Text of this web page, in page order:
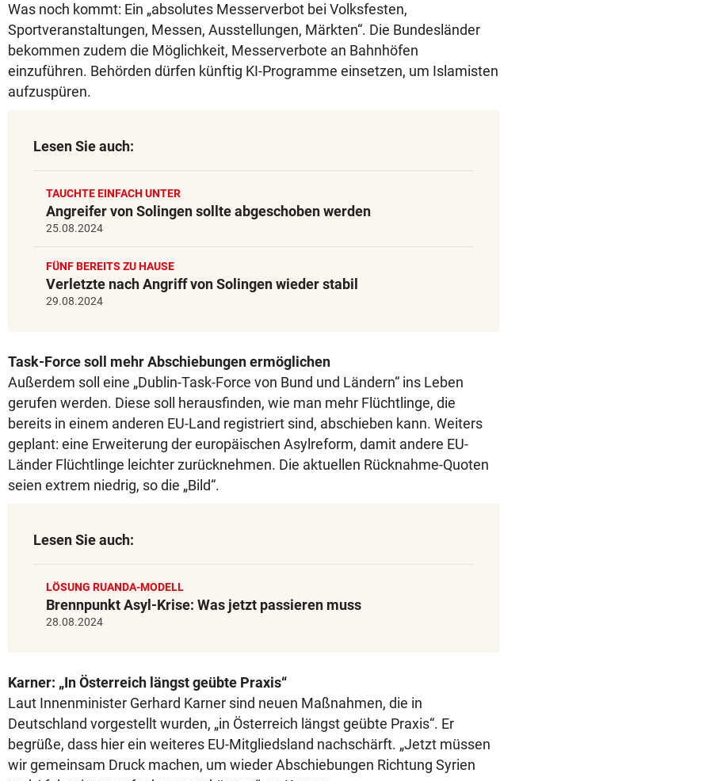
Was noch kommt: Ein „absolutes Messerverbot bei Volksfesten,
Sportveranstaltungen, Messen, Ausstellungen, Märkten“. Die Bundesländer
bekommen zudem die Möglichkeit, Messerverbote an Bahnhöfen
einzuführen. Behörden dürfen künftig KI-Programme einsetzen, um Islamisten
aufzuspüren.
Lesen Sie auch:
TAUCHTE EINFACH UNTER
Angreifer von Solingen sollte abgeschoben werden
25.08.2024
FÜNF BEREITS ZU HAUSE
Verletzte nach Angriff von Solingen wieder stabil
29.08.2024
Task-Force soll mehr Abschiebungen ermöglichen
Außerdem soll eine „Dublin-Task-Force von Bund und Ländern“ ins Leben
gerufen werden. Diese soll herausfinden, wie man mehr Flüchtlinge, die
bereits in einem anderen EU-Land registriert sind, abschieben kann. Weiters
geplant: eine Erweiterung der europäischen Asylreform, damit andere EU-
Länder Flüchtlinge leichter zurücknehmen. Die aktuellen Rücknahme-Quoten
seien extrem niedrig, so die „Bild“.
Lesen Sie auch:
LÖSUNG RUANDA-MODELL
Brennpunkt Asyl-Krise: Was jetzt passieren muss
28.08.2024
Karner: „In Österreich längst geübte Praxis“
Laut Innenminister Gerhard Karner sind neuen Maßnahmen, die in
Deutschland vorgestellt wurden, „in Österreich längst geübte Praxis“. Er
begrüße, dass hier ein weiteres EU-Mitgliedsland nachschärft. „Jetzt müssen
wir gemeinsam Druck machen, um wieder Abschiebungen Richtung Syrien